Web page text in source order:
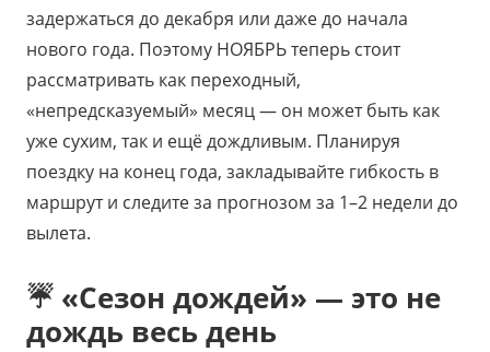
задержаться до декабря или даже до начала
нового года. Поэтому НОЯБРЬ теперь стоит
рассматривать как переходный,
«непредсказуемый» месяц — он может быть как
уже сухим, так и ещё дождливым. Планируя
поездку на конец года, закладывайте гибкость в
маршрут и следите за прогнозом за 1–2 недели до
вылета.
☔ «Сезон дождей» — это не
дождь весь день